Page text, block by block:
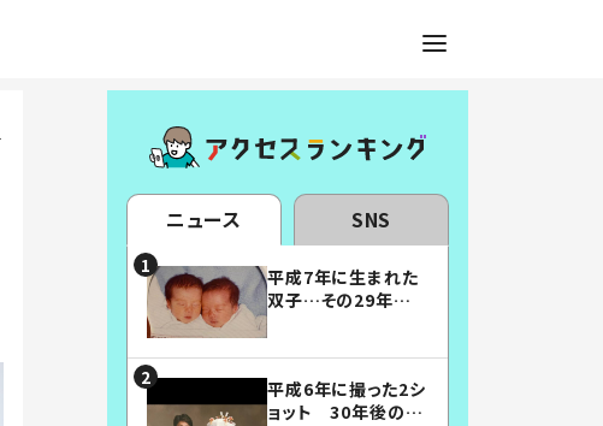
ニュース SNS
平成7年に生まれた
双子…その29年後
平成6年に撮った2シ
ョット 30年後の姿